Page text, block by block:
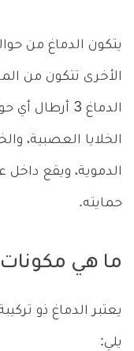
الأخرى تتكون من
الدموية، ويقع
حمايته.
ما هي مكونات
يعتبر الدماغ ذو
يلي: